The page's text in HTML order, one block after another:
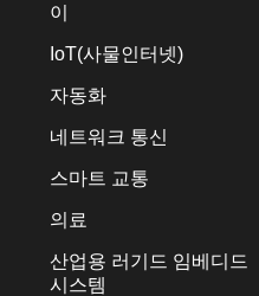
이
IoT(사물인터넷)
자동화
네트워크 통신
스마트 교통
의료
산업용 러기드 임베디드
시스템